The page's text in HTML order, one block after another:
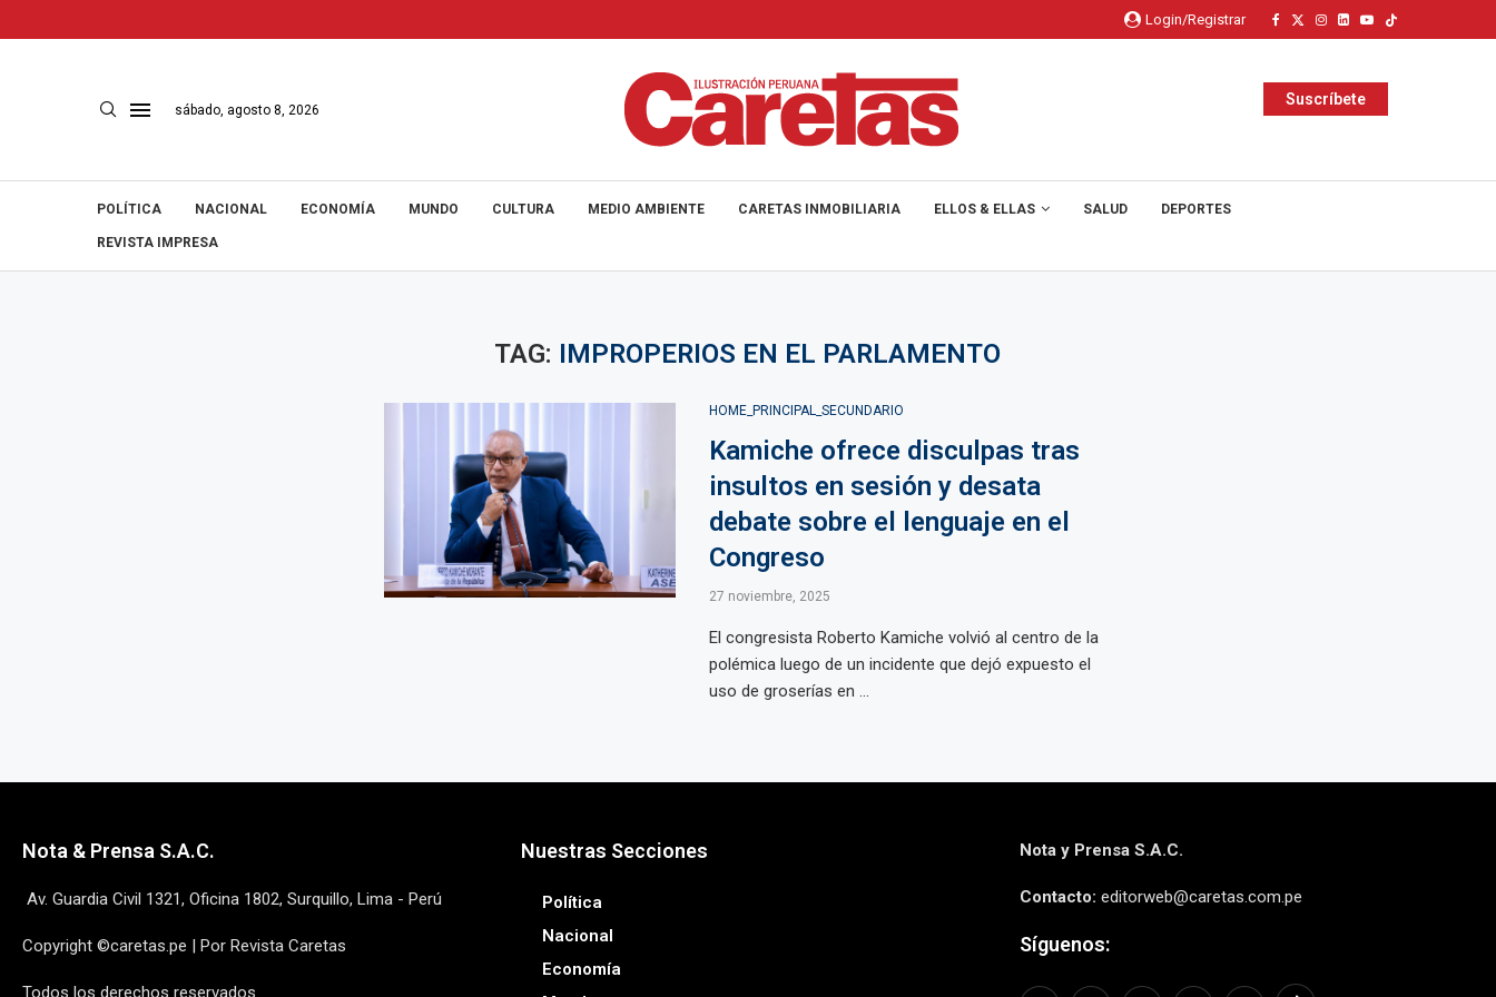
Login/Registrar
sábado, agosto 8, 2026
Suscríbete
POLÍTICA NACIONAL ECONOMÍA MUNDO CULTURA MEDIO AMBIENTE CARETAS INMOBILIARIA ELLOS & ELLAS SALUD DEPORTES
REVISTA IMPRESA
TAG: IMPROPERIOS EN EL PARLAMENTO
HOME_PRINCIPAL_SECUNDARIO
Kamiche ofrece disculpas tras
insultos en sesión y desata
debate sobre el lenguaje en el
Congreso
27 noviembre, 2025
El congresista Roberto Kamiche volvió al centro de la
polémica luego de un incidente que dejó expuesto el
uso de groserías en ...
Nota & Prensa S.A.C.
Av. Guardia Civil 1321, Oficina 1802, Surquillo, Lima - Perú
Copyright ©caretas.pe | Por Revista Caretas
Todos los derechos reservados
Nuestras Secciones
Política
Nacional
Economía
Nota y Prensa S.A.C.
Contacto: editorweb@caretas.com.pe
Síguenos: